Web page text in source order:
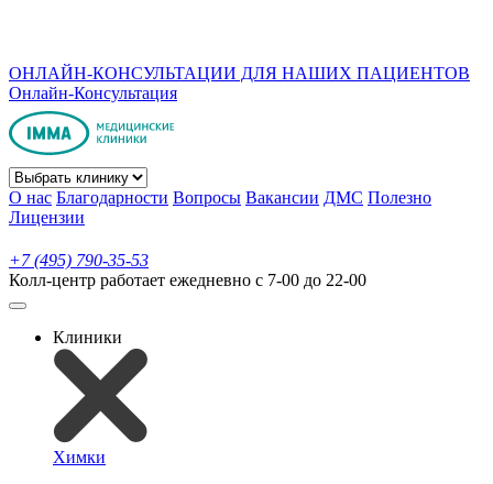
ОНЛАЙН-КОНСУЛЬТАЦИИ ДЛЯ НАШИХ ПАЦИЕНТОВ
Онлайн-Консультация
О нас Благодарности Вопросы Вакансии ДМС Полезно
Лицензии
+7 (495) 790-35-53
Колл-центр работает ежедневно с 7-00 до 22-00
Клиники
Химки